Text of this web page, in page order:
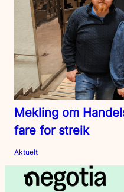
Mekling om
fare for streik
Aktuelt